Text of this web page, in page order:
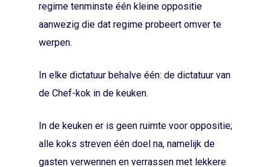
regime tenminste één kleine oppositie
aanwezig die dat regime probeert omver te
werpen.
In elke dictatuur behalve één: de dictatuur van
de Chef-kok in de keuken.
In de keuken er is geen ruimte voor oppositie;
alle koks streven één doel na, namelijk de
gasten verwennen en verrassen met lekkere